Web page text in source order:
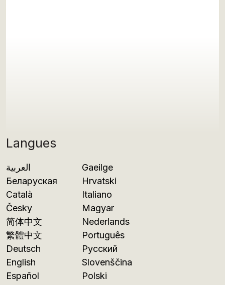
Langues
العربية
Беларуская
Català
Česky
简体中文
繁體中文
Deutsch
English
Español
Gaeilge
Hrvatski
Italiano
Magyar
Nederlands
Português
Русский
Slovenščina
Polski